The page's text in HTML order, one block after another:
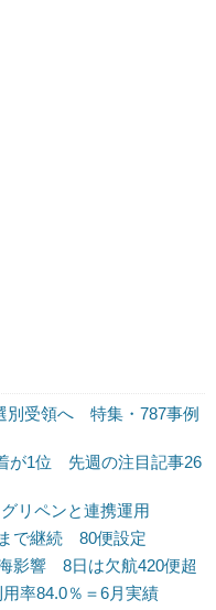
別受領へ 特集・787事例
が1位 先週の注目記事26
リペンと連携運用
で継続 80便設定
影響 8日は欠航420便超
率84.0％＝6月実績